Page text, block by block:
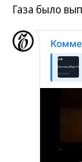
Газа было